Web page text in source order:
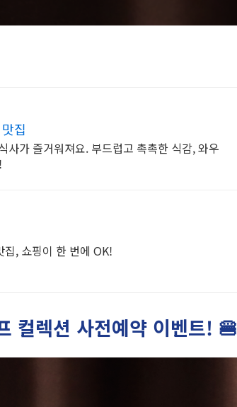
집
사가 즐거워져요. 부드럽고 촉촉한 식감, 와우
, 쇼핑이 한 번에 OK!
컬렉션 사전예약 이벤트! 🍔